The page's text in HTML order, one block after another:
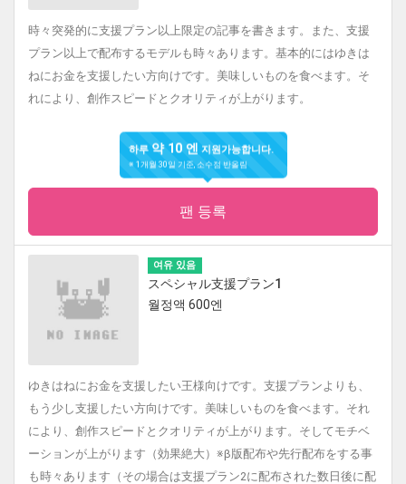
時々突発的に支援プラン以上限定の記事を書きます。また、支援
プラン以上で配布するモデルも時々あります。基本的にはゆきは
ねにお金を支援したい方向けです。美味しいものを食べます。そ
れにより、創作スピードとクオリティが上がります。
하루약 10 엔 지원가능합니다.
※ 1개월 30일 기준, 소수점 반올림
팬 등록
여유 있음
スペシャル支援プラン1
월정액 600엔
ゆきはねにお金を支援したい王様向けです。支援プランよりも、
もう少し支援したい方向けです。美味しいものを食べます。それ
により、創作スピードとクオリティが上がります。そしてモチベ
ーションが上がります（効果絶大）※β版配布や先行配布をする事
も時々あります（その場合は支援プラン2に配布された数日後に配